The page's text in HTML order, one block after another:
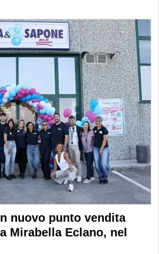
nuovo punto vendita
Mirabella Eclano, nel